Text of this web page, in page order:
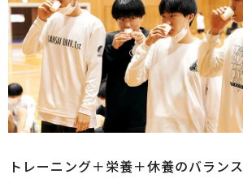
トレーニング＋栄養＋休養の バ ラ ン ス